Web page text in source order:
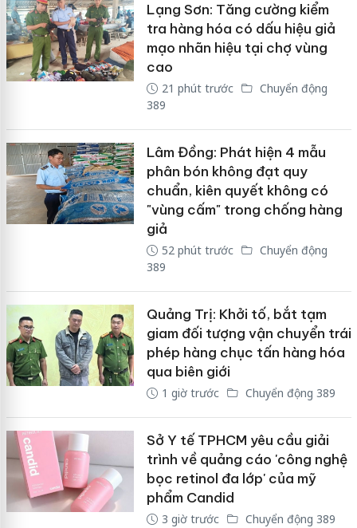
Lạng Sơn: Tăng cường kiểm
tra hàng hóa có dấu hiệu giả
mạo nhãn hiệu tại chợ vùng
cao
21 phút trước
Chuyển động
389
Lâm Đồng: Phát hiện 4 mẫu
phân bón không đạt quy
chuẩn, kiên quyết không có
"vùng cấm" trong chống hàng
giả
52 phút trước
Chuyển động
389
Quảng Trị: Khởi tố, bắt tạm
giam đối tượng vận chuyển trái
phép hàng chục tấn hàng hóa
qua biên giới
1 giờ trước Chuyển động 389
Sở Y tế TPHCM yêu cầu giải
trình về quảng cáo 'công nghệ
bọc retinol đa lớp' của mỹ
phẩm Candid
3 giờ trước Chuyển động 389